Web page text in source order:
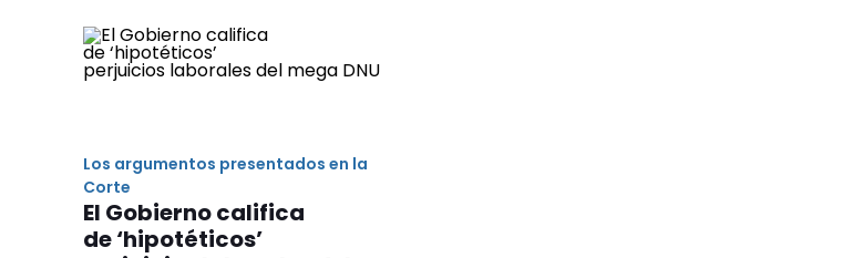
Los argumentos presentados en la
Corte
El Gobierno califica
de ‘hipotéticos’